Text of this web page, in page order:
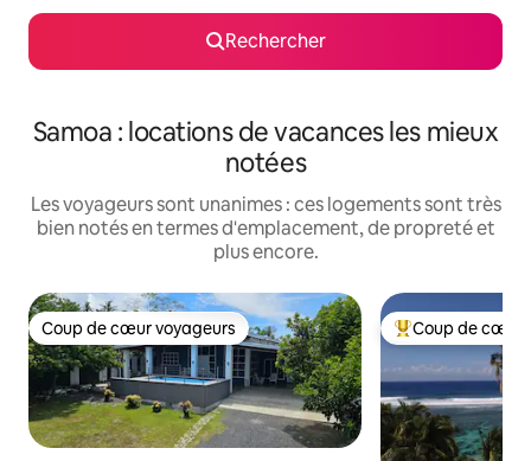
Rechercher
Samoa : locations de vacances les mieux
notées
Les voyageurs sont unanimes : ces logements sont très
bien notés en termes d'emplacement, de propreté et
plus encore.
Coup de cœur voyageurs
Coup de cœur voyageurs Coups de cœur
Coup de cœur